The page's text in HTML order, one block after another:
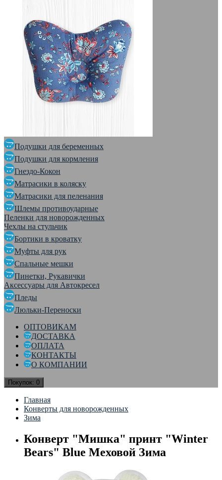
Подушки для беременных
Подушки для кормления
Гнездо-Кокон
Матрасики в коляску
Матрасики для пеленания
Шлемы противоударные
Пеленки для новорожденных
Чехлы на стульчик
Бортики в кроватку
Муфты для рук
Спальные мешки
Пинетки, Рукавички
Аксессуары для Автокресел
Пледы
Люльки-Переноски
ОПТОВИКАМ
ДОСТАВКА
ОПЛАТА
КОНТАКТЫ
О КОМПАНИИ
Покупок: 0
Главная
Конверты для новорожденных
Зима
Конверт "Мишка" принт "Winter
Bears" Blue Меховой Зима